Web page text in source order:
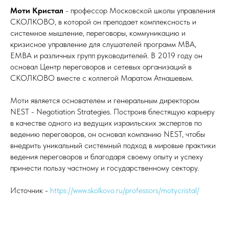
Моти Кристал - профессор Московской школы управления
СКОЛКОВО, в которой он преподает комплексность и
системное мышление, переговоры, коммуникацию и
кризисное управление для слушателей программ MBA,
EMBA и различных групп руководителей. В 2019 году он
основал Центр переговоров и сетевых организаций в
СКОЛКОВО вместе с коллегой Маратом Атнашевым.
Моти является основателем и генеральным директором
NEST - Negotiation Strategies. Построив блестящую карьеру
в качестве одного из ведущих израильских экспертов по
ведению переговоров, он основал компанию NEST, чтобы
внедрить уникальный системный подход в мировые практики
ведения переговоров и благодаря своему опыту и успеху
принести пользу частному и государственному сектору.
Источник - https://www.skolkovo.ru/professors/motycristal/